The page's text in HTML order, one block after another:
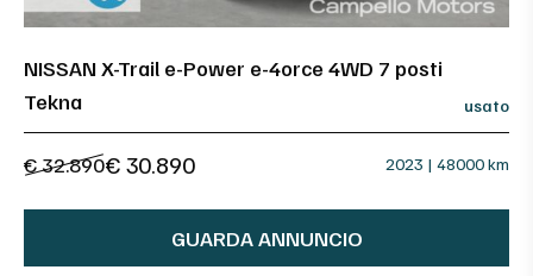
NISSAN X-Trail e-Power e-4orce 4WD 7 posti
Tekna
usato
€ 32.890€ 30.890 2023 | 48000 km
GUARDA ANNUNCIO